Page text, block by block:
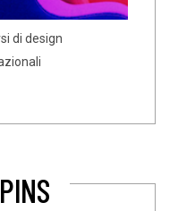
di design